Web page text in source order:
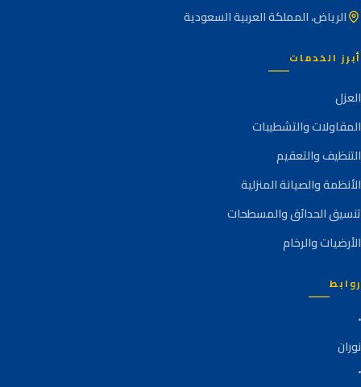
الرياض، المملكة العربية السعودية
أبرز الخدمات
العزل
المقاولات والتشطيبات
التنظيف والتعقيم
الأنظمة والصيانة المنزلية
تنسيق الحدائق والمسطحات
الأرضيات والرخام
روابط
نوران